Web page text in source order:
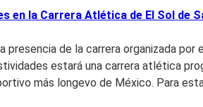
en la Carrera Atlética de El Sol de
de la carrera organizada
estará una carrera atlética
más longevo de México. Para